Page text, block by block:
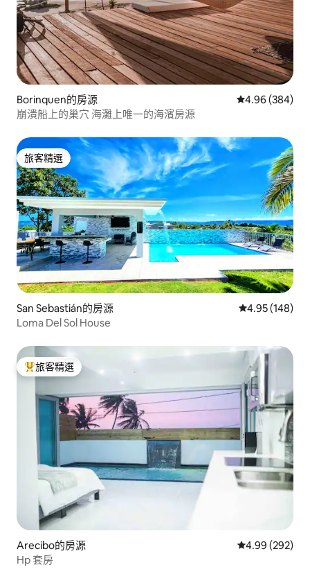
Borinquen的房源 從 384 則評價
4.96 (384)
崩潰船上的巢穴 海灘上唯一的海濱房源
旅客精選
旅客精選
San Sebastián的房源 從 148 則評價
4.95 (148)
Loma Del Sol House
旅客精選榜首
旅客精選
Arecibo的房源 從 292 則評價
4.99 (292)
Hp 套房